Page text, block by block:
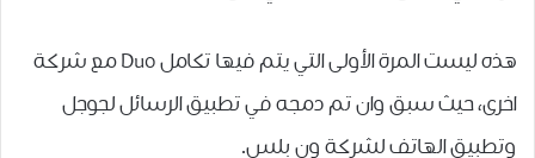
هذه ليست المرة الأولى التي يتم فيها تكامل Duo مع شركة
اخرى، حيث سبق وان تم ﺩﻣﺠﻪ ﻓﻲ ﺗﻄﺒﻴﻖ ﺍﻟﺮﺳﺎﺋﻞ ﻟﺠﻮﺟﻞ
ﻭﺗﻄﺒﻴﻖ ﺍﻟﻬﺎﺗﻒ ﻟﺸﺮﻛﺔ ﻭﻥ ﺑﻠﺲ.